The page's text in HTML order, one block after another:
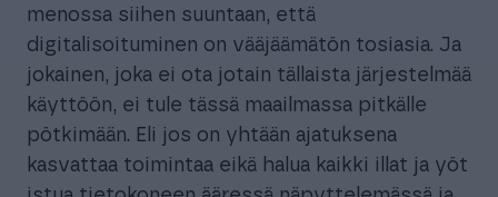
menossa siihen suuntaan, että
digitalisoituminen on vääjäämätön tosiasia. Ja
jokainen, joka ei ota jotain tällaista järjestelmää
käyttöön, ei tule tässä maailmassa pitkälle
pötkimään. Eli jos on yhtään ajatuksena
kasvattaa toimintaa eikä halua kaikki illat ja yöt